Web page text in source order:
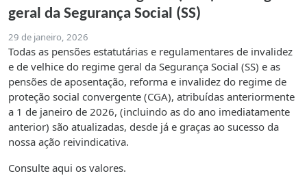
geral da Segurança Social (SS)
29 de janeiro, 2026
Todas as pensões estatutárias e regulamentares de invalidez
e de velhice do regime geral da Segurança Social (SS) e as
pensões de aposentação, reforma e invalidez do regime de
proteção social convergente (CGA), atribuídas anteriormente
a 1 de janeiro de 2026, (incluindo as do ano imediatamente
anterior) são atualizadas, desde já e graças ao sucesso da
nossa ação reivindicativa.
Consulte aqui os valores.